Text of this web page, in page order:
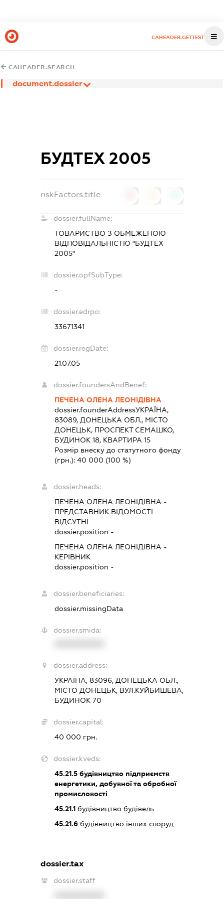
CAHEADER.GETTEST
CAHEADER.SEARCH
document.dossier
БУДТЕХ 2005
riskFactors.title
dossier.fullName:
ТОВАРИСТВО З ОБМЕЖЕНОЮ
ВІДПОВІДАЛЬНІСТЮ "БУДТЕХ
2005"
dossier.opfSubType:
-
dossier.edrpo:
33671341
dossier.regDate:
21.07.05
dossier.foundersAndBenef:
ПЕЧЕНА ОЛЕНА ЛЕОНІДІВНА
dossier.founderAddressУКРАЇНА,
83089, ДОНЕЦЬКА ОБЛ., МІСТО
ДОНЕЦЬК, ПРОСПЕКТ СЕМАШКО,
БУДИНОК 18, КВАРТИРА 15
Розмір внеску до статутного фонду
(грн.): 40 000 (100 %)
dossier.heads:
ПЕЧЕНА ОЛЕНА ЛЕОНІДІВНА -
ПРЕДСТАВНИК ВІДОМОСТІ
ВІДСУТНІ
dossier.position -
ПЕЧЕНА ОЛЕНА ЛЕОНІДІВНА -
КЕРІВНИК
dossier.position -
dossier.beneficiaries:
dossier.missingData
dossier.smida:
dossier.address:
УКРАЇНА, 83096, ДОНЕЦЬКА ОБЛ.,
МІСТО ДОНЕЦЬК, ВУЛ.КУЙБИШЕВА,
БУДИНОК 70
dossier.capital:
40 000 грн.
dossier.kveds:
45.21.5будівництво підприємств
енергетики, добувної та обробної
промисловості
45.21.1будівництво будівель
45.21.6будівництво інших споруд
dossier.tax
dossier.staff